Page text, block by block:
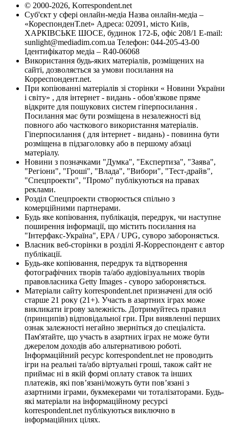
© 2000-2026, Korrespondent.net
Суб'єкт у сфері онлайн-медіа Назва онлайн-медіа –
«КореспонденТ.net» Адреса: 02091, місто Київ,
ХАРКІВСЬКЕ ШОСЕ, будинок 172-Б, офіс 208/1 E-mail:
sunlight@mediadim.com.ua Телефон: 044-205-43-00
Ідентифікатор медіа – R40-06068
Використання будь-яких матеріалів, розміщених на
сайті, дозволяється за умови посилання на
Корреспондент.net.
При копіюванні матеріалів зі сторінки « Новини України
і світу» , для інтернет - видань - обов'язкове пряме
відкрите для пошукових систем гіперпосилання .
Посилання має бути розміщена в незалежності від
повного або часткового використання матеріалів.
Гіперпосилання ( для інтернет - видань) - повинна бути
розміщена в підзаголовку або в першому абзаці
матеріалу.
Новини з позначками "Думка", "Експертиза", "Заява",
"Регіони", "Гроші", "Влада", "Вибори", "Тест-драйв",
"Спецпроекти", "Промо" публікуються на правах
реклами.
Розділ Спецпроекти створюється спільно з
комерційними партнерами.
Будь яке копіювання, публікація, передрук, чи наступне
поширення інформації, що містить посилання на
"Інтерфакс-Україна", EPA / UPG, суворо забороняється.
Власник веб-сторінки в розділі Я-Корреспондент є автор
публікації.
Будь-яке копіювання, передрук та відтворення
фотографічних творів та/або аудіовізуальних творів
правовласника Getty Images - суворо забороняється.
Матеріали сайту korrespondent.net призначені для осіб
старше 21 року (21+). Участь в азартних іграх може
викликати ігрову залежність. Дотримуйтесь правил
(принципів) відповідальної гри. При виявленні перших
ознак залежності негайно зверніться до спеціаліста.
Пам'ятайте, що участь в азартних іграх не може бути
джерелом доходів або альтернативою роботі.
Інформаційний ресурс korrespondent.net не проводить
ігри на реальні та/або віртуальні гроші, також сайт не
приймає ні в якій формі оплату ставок та інших
платежів, які пов’язані/можуть бути пов’язані з
азартними іграми, букмекерами чи тоталізаторами. Будь-
які матеріали на інформаційному ресурсі
korrespondent.net публікуються виключно в
інформаційних цілях.